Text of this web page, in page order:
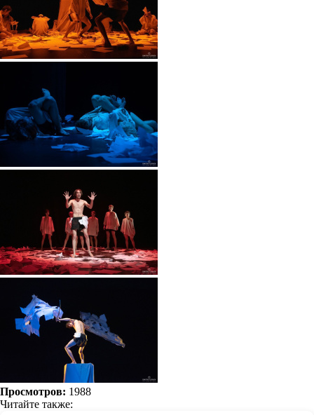
Просмотров: 1988
Читайте также: